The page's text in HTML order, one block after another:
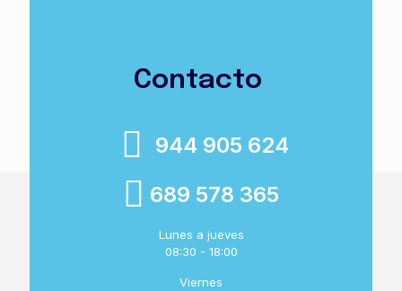
Contacto
944 905 624
689 578 365
Lunes a jueves
08:30 - 18:00
Viernes